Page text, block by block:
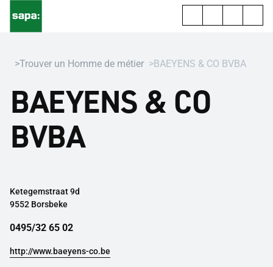
Trouver un Homme de métier BAEYENS & CO BVBA
BAEYENS & CO
BVBA
Ketegemstraat 9d
9552 Borsbeke
0495/32 65 02
http://www.baeyens-co.be